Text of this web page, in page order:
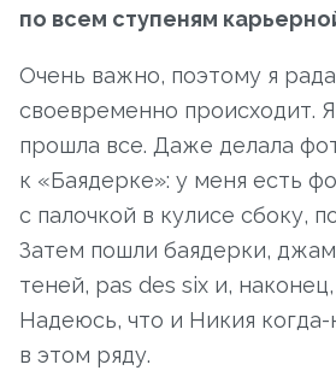
по всем ступеням
Очень важно, поэтому я
своевременно происходит.
прошла все. Даже делала
к «Баядерке»: у меня есть
с палочкой в кулисе сбоку,
Затем пошли баядерки,
теней, pas des six и, наконец,
Надеюсь, что и Никия
в этом ряду.